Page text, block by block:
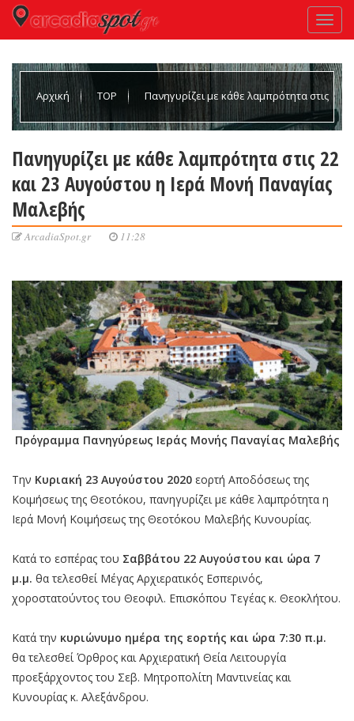
Αρχική TOP Πανηγυρίζει με κάθε λαμπρότητα στις
Πανηγυρίζει με κάθε λαμπρότητα στις 22
και 23 Αυγούστου η Ιερά Μονή Παναγίας
Μαλεβής
ArcadiaSpot.gr 11:28
Πρόγραμμα Πανηγύρεως Ιεράς Μονής Παναγίας Μαλεβής
Την Κυριακή 23 Αυγούστου 2020 εορτή Αποδόσεως της
Κοιμήσεως της Θεοτόκου, πανηγυρίζει με κάθε λαμπρότητα η
Ιερά Μονή Κοιμήσεως της Θεοτόκου Μαλεβής Κυνουρίας.
Κατά το εσπέρας του Σαββάτου 22 Αυγούστου και ώρα 7
μ.μ. θα τελεσθεί Μέγας Αρχιερατικός Εσπερινός,
χοροστατούντος του Θεοφιλ. Επισκόπου Τεγέας κ. Θεοκλήτου.
Κατά την κυριώνυμο ημέρα της εορτής και ώρα 7:30 π.μ.
θα τελεσθεί Όρθρος και Αρχιερατική Θεία Λειτουργία
προεξάρχοντος του Σεβ. Μητροπολίτη Μαντινείας και
Κυνουρίας κ. Αλεξάνδρου.